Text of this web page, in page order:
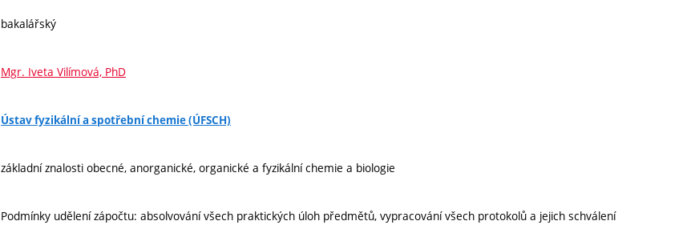
bakalářský
Mgr. Iveta Vilímová, PhD
Ústav fyzikální a spotřební chemie (ÚFSCH)
základní znalosti obecné, anorganické, organické a fyzikální chemie a biologie
Podmínky udělení zápočtu: absolvování všech praktických úloh předmětů, vypracování všech protokolů a jejich schválení